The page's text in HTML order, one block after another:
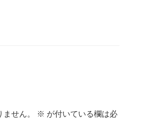
せん。 ※ が付いている欄は必